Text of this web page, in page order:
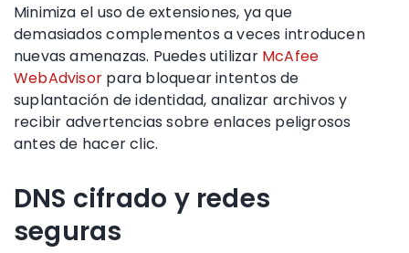
Minimiza el uso de extensiones, ya que
demasiados complementos a veces introducen
nuevas amenazas. Puedes utilizar McAfee
WebAdvisor para bloquear intentos de
suplantación de identidad, analizar archivos y
recibir advertencias sobre enlaces peligrosos
antes de hacer clic.
DNS cifrado y redes
seguras